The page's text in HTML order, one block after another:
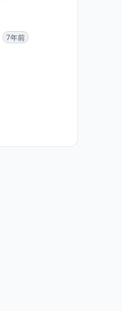
7年前